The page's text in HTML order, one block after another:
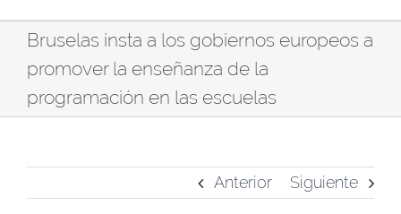
Bruselas insta a los gobiernos europeos a
promover la enseñanza de la
programación en las escuelas
Anterior Siguiente